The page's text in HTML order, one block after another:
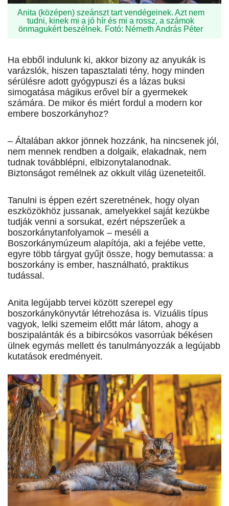
Anita (középen) szeánszt tart vendégeinek. Azt nem
tudni, kinek mi a jó hír és mi a rossz, a számok
önmagukért beszélnek. Fotó: Németh András Péter
Ha ebből indulunk ki, akkor bizony az anyukák is
varázslók, hiszen tapasztalati tény, hogy minden
sérülésre adott gyógypuszi és a lázas buksi
simogatása mágikus erővel bír a gyermekek
számára. De mikor és miért fordul a modern kor
embere boszorkányhoz?
– Általában akkor jönnek hozzánk, ha nincsenek jól,
nem mennek rendben a dolgaik, elakadnak, nem
tudnak továbblépni, elbizonytalanodnak.
Biztonságot remélnek az okkult világ üzeneteitől.
Tanulni is éppen ezért szeretnének, hogy olyan
eszközökhöz jussanak, amelyekkel saját kezükbe
tudják venni a sorsukat, ezért népszerűek a
boszorkánytanfolyamok – meséli a
Boszorkánymúzeum alapítója, aki a fejébe vette,
egyre több tárgyat gyűjt össze, hogy bemutassa: a
boszorkány is ember, használható, praktikus
tudással.
Anita legújabb tervei között szerepel egy
boszorkánykönyvtár létrehozása is. Vizuális típus
vagyok, lelki szemeim előtt már látom, ahogy a
boszipalánták és a bibircsókos vasorrúak békésen
ülnek egymás mellett és tanulmányozzák a legújabb
kutatások eredményeit.